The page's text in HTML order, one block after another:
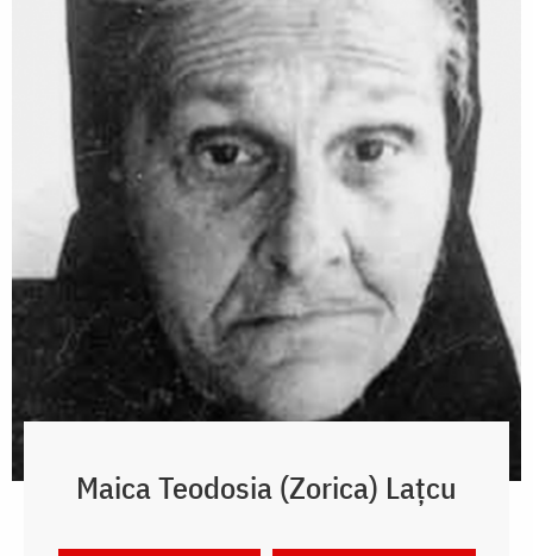
Maica Teodosia (Zorica) Lațcu